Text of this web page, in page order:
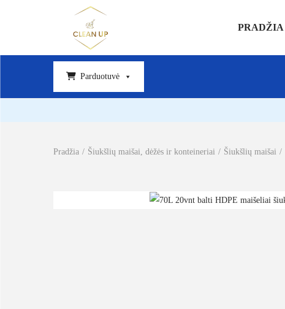
PRADŽIA
Parduotuvė
Pradžia / Šiukšlių maišai, dėžės ir konteineriai / Šiukšlių maišai /